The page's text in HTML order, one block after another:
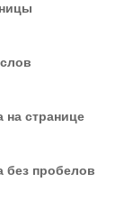
на странице
без пробелов